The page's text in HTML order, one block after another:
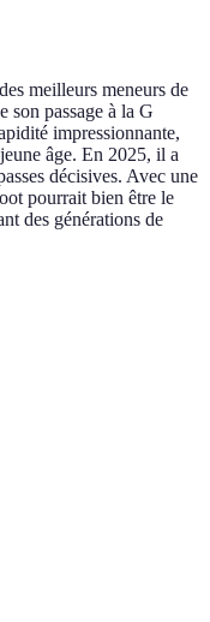
meilleurs meneurs de
son passage à la G
impressionnante,
âge. En 2025, il a
décisives. Avec une
pourrait bien être le
des générations de